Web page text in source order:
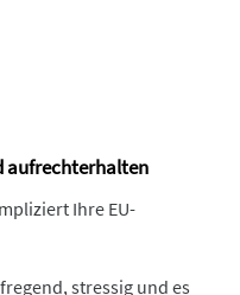
aufrechterhalten
Ihre EU-
stressig und es